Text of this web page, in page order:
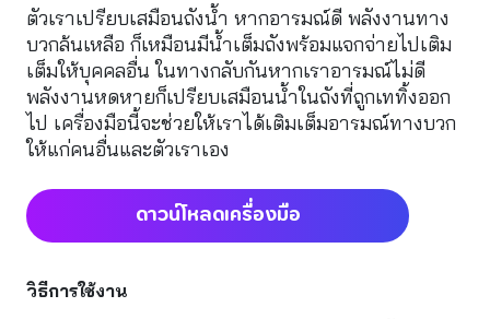
ตัวเราเปรียบเสมือนถังน้ำ หากอารมณ์ดี พลังงานทาง
บวกล้นเหลือ ก็เหมือนมีน้ำเต็มถังพร้อมแจกจ่ายไปเติม
เต็มให้บุคคลอื่น ในทางกลับกันหากเราอารมณ์ไม่ดี
พลังงานหดหายก็เปรียบเสมือนน้ำในถังที่ถูกเททิ้งออก
ไป เครื่องมือนี้จะช่วยให้เราได้เติมเต็มอารมณ์ทางบวก
ให้แก่คนอื่นและตัวเราเอง
ดาวน์โหลดเครื่องมือ
วิธีการใช้งาน